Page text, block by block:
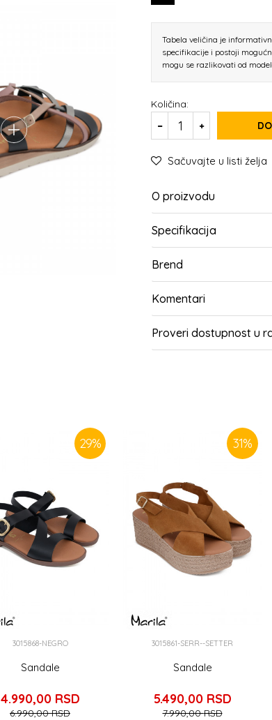
Tabela veličina je
specifikacije i postoji
mogu se razlikovati od
Količina:
Sačuvajte u listi želja
O proizvodu
Specifikacija
Brend
Komentari
Proveri dostupnost u
29%
3015868-NEGRO
Sandale
4.990,00 RSD
6.990,00RSD
31%
3015861-SERR--SETTER
Sandale
5.490,00 RSD
7.990,00RSD